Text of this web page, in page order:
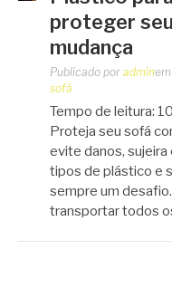
proteger
mudança
Publicado por adminem
sofá
Tempo de leitura: 10
Proteja seu sofá
evite danos,
tipos de plástico e
sempre um
transportar todos